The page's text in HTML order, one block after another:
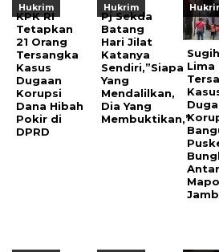
Hukrim
KPK RI
Tetapkan
21 Orang
Tersangka
Kasus
Dugaan
Korupsi
Dana Hibah
Pokir di
DPRD
Hukrim
Pj Sekda
Batang
Hari Jilat
Katanya
Sendiri,”Siapa
Yang
Mendalilkan,
Dia Yang
Membuktikan,”
Lima